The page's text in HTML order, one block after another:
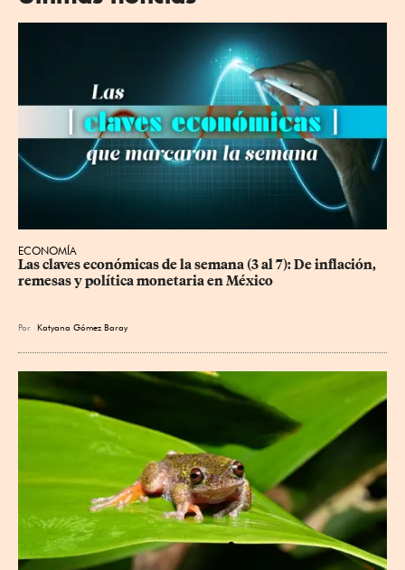
ECONOMÍA
Las claves económicas de la semana (3 al 7): De inflación,
remesas y política monetaria en México
Por Katyana Gómez Baray